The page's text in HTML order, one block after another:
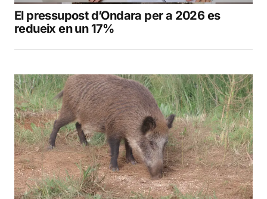
El pressupost d’Ondara per a 2026 es
redueix en un 17%